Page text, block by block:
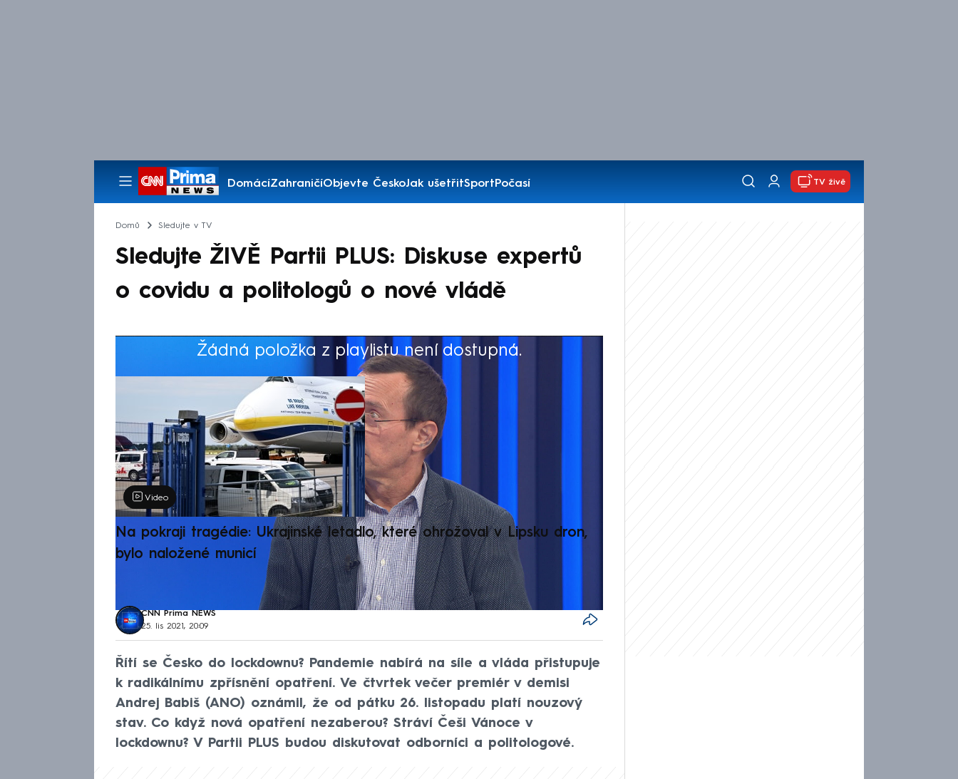
DomácíZahraničíObjevte ČeskoJak ušetřitSportPočasí
Pořady
TV živě
Domů Sledujte v TV
Sledujte ŽIVĚ Partii PLUS: Diskuse expertů
o covidu a politologů o nové vládě
Žádná položka z playlistu není dostupná.
Výběr redakce
Video
Na pokraji tragédie: Ukrajinské letadlo, které ohrožoval v Lipsku dron,
bylo naložené municí
CNN Prima NEWS
25. lis 2021, 20:09
Řítí se Česko do lockdownu? Pandemie nabírá na síle a vláda přistupuje
k radikálnímu zpřísnění opatření. Ve čtvrtek večer premiér v demisi
Andrej Babiš (ANO) oznámil, že od pátku 26. listopadu platí nouzový
stav. Co když nová opatření nezaberou? Stráví Češi Vánoce v
lockdownu? V Partii PLUS budou diskutovat odborníci a politologové.